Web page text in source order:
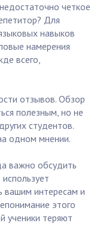
четкое
Для
навыков
намерения
всего,
отзывов. Обзор
полезным, но не
студентов.
одном мнении.
важно обсудить
вашим интересам и
этого
ученики теряют